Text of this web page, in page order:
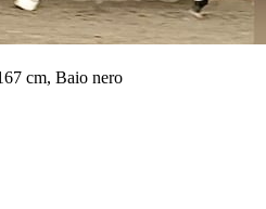
cm, Baio nero